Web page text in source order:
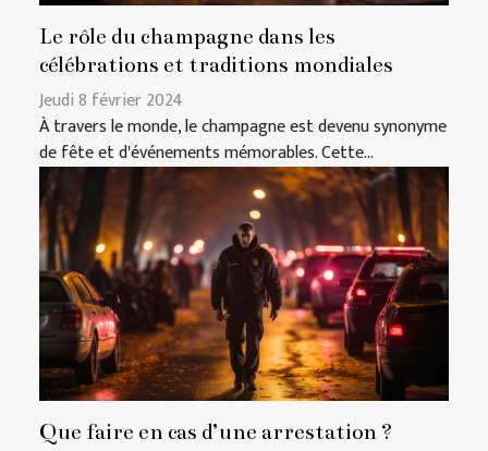
Le rôle du champagne dans les
célébrations et traditions mondiales
Jeudi 8 février 2024
À travers le monde, le champagne est devenu synonyme
de fête et d'événements mémorables. Cette...
Que faire en cas d’une arrestation ?